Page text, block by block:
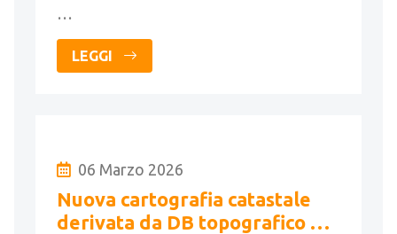
…
LEGGI
06 Marzo 2026
Nuova cartografia catastale
derivata da DB topografico del